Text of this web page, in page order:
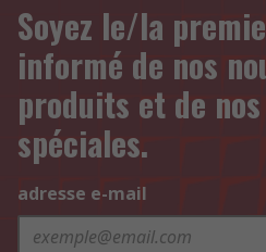
Soyez le/la
informé de nos
produits et de
spéciales.
adresse e-mail